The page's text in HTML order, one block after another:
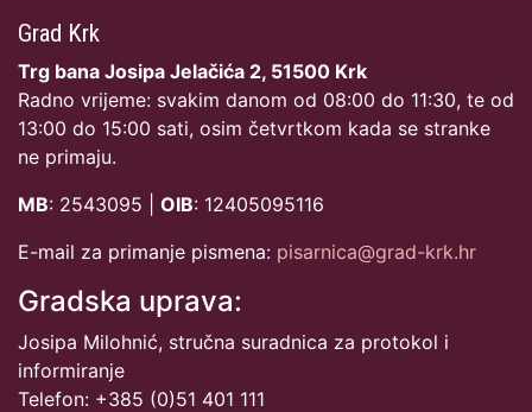
Grad Krk
Trg bana Josipa Jelačića 2, 51500 Krk
Radno vrijeme: svakim danom od 08:00 do 11:30, te od
13:00 do 15:00 sati, osim četvrtkom kada se stranke
ne primaju.
MB: 2543095 | OIB: 12405095116
E-mail za primanje pismena: pisarnica@grad-krk.hr
Gradska uprava:
Josipa Milohnić, stručna suradnica za protokol i
informiranje
Telefon: +385 (0)51 401 111